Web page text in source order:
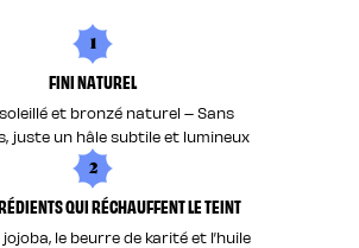
1
FINI NATUREL
et bronzé naturel – Sans
juste un hâle subtile et lumineux
2
QUI RÉCHAUFFENT LE TEINT
jojoba, le beurre de karité et l’huile